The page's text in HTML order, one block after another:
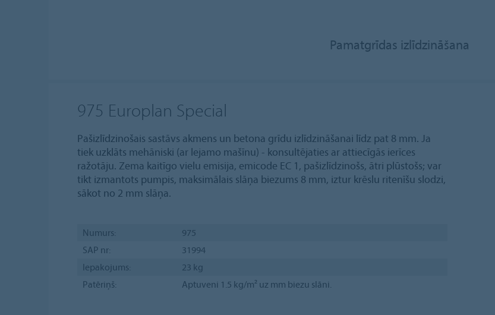
Pamatgrīdas izlīdzināšana
975 Europlan Special
Pašizlīdzinošais sastāvs akmens un betona grīdu izlīdzināšanai līdz pat 8 mm. Ja
tiek uzklāts mehāniski (ar lejamo mašīnu) - konsultējaties ar attiecīgās ierīces
ražotāju. Zema kaitīgo vielu emisija, emicode EC 1, pašizlīdzinošs, ātri plūstošs; var
tikt izmantots pumpis, maksimālais slāņa biezums 8 mm, iztur krēslu ritenīšu slodzi,
sākot no 2 mm slāņa.
Numurs:
975
SAP nr:
31994
Iepakojums:
23 kg
Patēriņš:
Aptuveni 1.5 kg/m² uz mm biezu slāni.